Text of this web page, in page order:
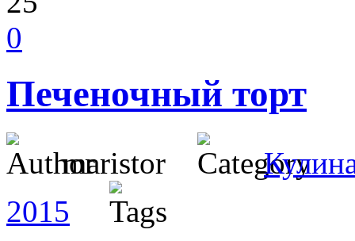
0
Печеночный торт
maristor
2015